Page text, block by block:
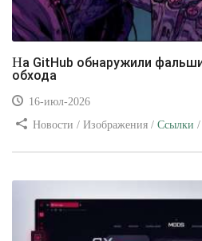
На GitHub обнаружили фальшивые утилиты для
обхода
16-июл-2026
Новости / Изображения / Ссылки /